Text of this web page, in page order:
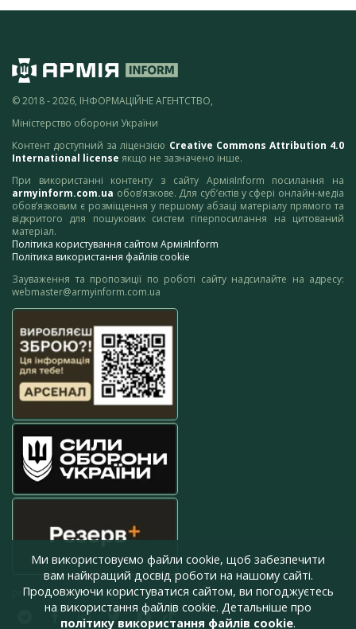
© 2018 - 2026, ІНФОРМАЦІЙНЕ АГЕНТСТВО,
Міністерство оборони України
Контент доступний за ліцензією Creative Commons Attribution 4.0
International license якщо не зазначено інше.
При використанні контенту з сайту АрміяInform посилання на
armyinform.com.ua обов’язкове. Для суб’єктів у сфері онлайн-медіа
обов’язковим є розміщення у першому абзаці матеріалу прямого та
відкритого для пошукових систем гіперпосилання на цитований
матеріал.
Політика користування сайтом АрміяInform
Політика використання файлів cookie
Зауваження та пропозиції по роботі сайту надсилайте на адресу:
webmaster@armyinform.com.ua
press@armyinform.com.ua
Ми використовуємо файли cookie, щоб забезпечити
вам найкращий досвід роботи на нашому сайті.
Продовжуючи користуватися сайтом, ви погоджуєтесь
на використання файлів cookie. Детальніше про
політику використання файлів cookie.